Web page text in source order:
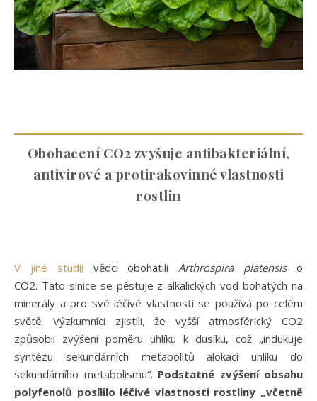
Obohacení CO2 zvyšuje antibakteriální,
antivirové a protirakovinné vlastnosti
rostlin
V jiné studii vědci obohatili Arthrospira platensiso
CO2. Tato sinice se pěstuje z alkalických vod bohatých na
minerály a pro své léčivé vlastnosti se používá po celém
světě. Výzkumníci zjistili, že vyšší atmosférický CO2
způsobil zvýšení poměru uhlíku k dusíku, což „indukuje
syntézu sekundárních metabolitů alokací uhlíku do
sekundárního metabolismu“. Podstatné zvýšení obsahu
polyfenolů posílilo léčivé vlastnosti rostliny „včetně